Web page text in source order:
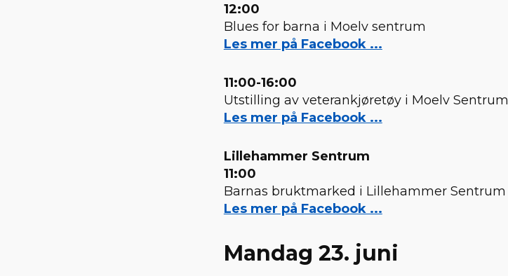
12:00
Blues for barna i Moelv sentrum
Les mer på Facebook ...
11:00-16:00
Utstilling av veterankjøretøy i Moelv Sentrum
Les mer på Facebook ...
Lillehammer Sentrum
11:00
Barnas bruktmarked i Lillehammer Sentrum
Les mer på Facebook ...
Mandag 23. juni